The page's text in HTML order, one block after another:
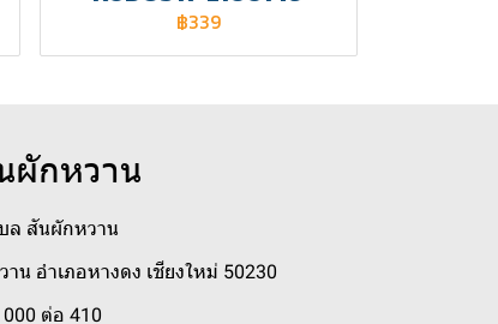
฿339
ผักหวาน
ล สันผักหวาน
น อำเภอหางดง เชียงใหม่ 50230
ต่อ 410